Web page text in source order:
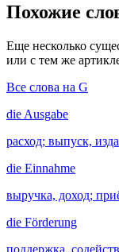
Похожие
Еще несколько
или с тем же
Все слова на G
die Ausgabe
расход; выпуск,
die Einnahme
выручка, доход;
die Förderung
поддержка,